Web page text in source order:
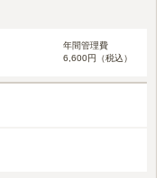
年間管理費
6,600円（税込）